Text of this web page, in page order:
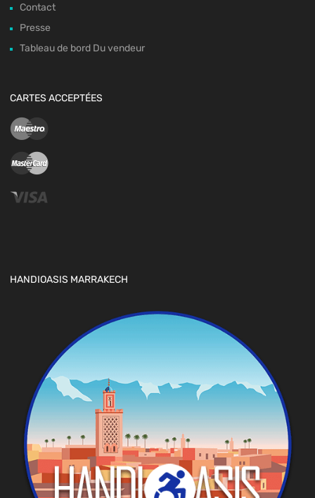
Contact
Presse
Tableau de bord Du vendeur
CARTES ACCEPTÉES
HANDIOASIS MARRAKECH